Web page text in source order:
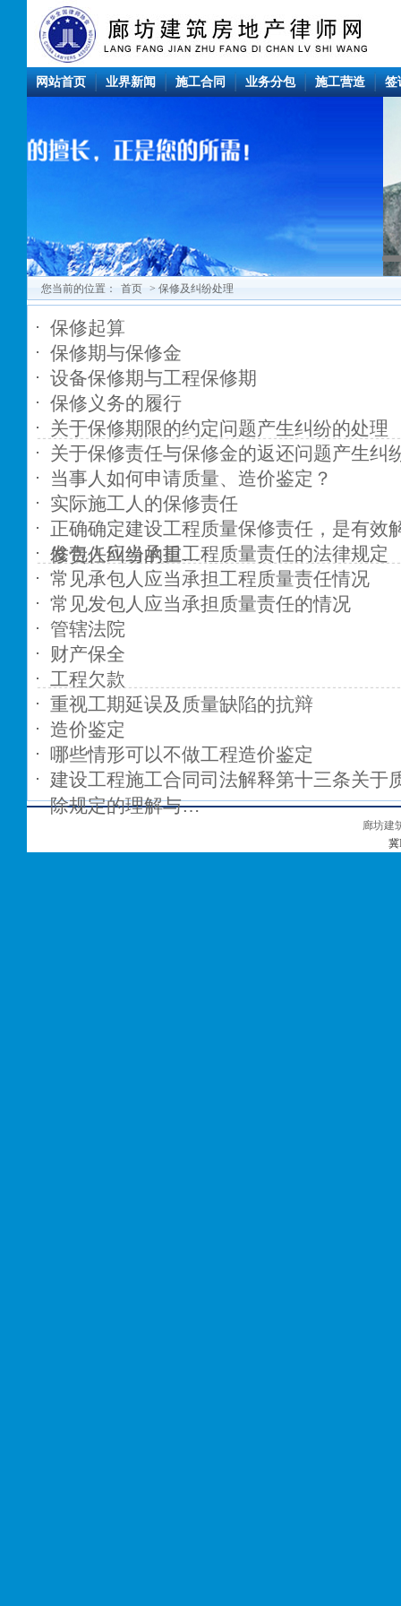
网站首页 业界新闻 施工合同 业务分包 施工营造 签
您当前的位置： 首页 > 保修及纠纷处理
保修起算
保修期与保修金
设备保修期与工程保修期
保修义务的履行
关于保修期限的约定问题产生纠纷的处理
关于保修责任与保修金的返还问题产生纠
当事人如何申请质量、造价鉴定？
实际施工人的保修责任
正确确定建设工程质量保修责任，是有效
修责任纠纷的重…
发包人应当承担工程质量责任的法律规定
常见承包人应当承担工程质量责任情况
常见发包人应当承担质量责任的情况
管辖法院
财产保全
工程欠款
重视工期延误及质量缺陷的抗辩
造价鉴定
哪些情形可以不做工程造价鉴定
建设工程施工合同司法解释第十三条关于
除规定的理解与…
廊坊建
冀